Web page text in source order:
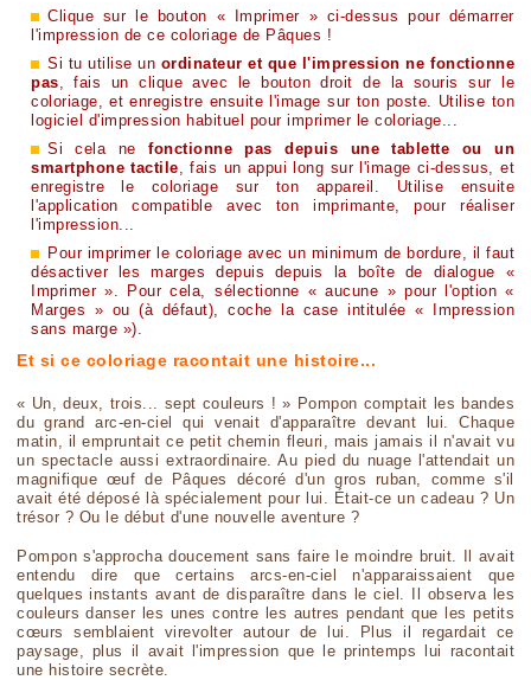
Clique sur le bouton « Imprimer » ci-dessus pour démarrer
l'impression de ce coloriage de Pâques !
Si tu utilise un ordinateur et que l'impression ne fonctionne
pas , fais un clique avec le bouton droit de la souris sur le
coloriage, et enregistre ensuite l'image sur ton poste. Utilise ton
logiciel d'impression habituel pour imprimer le coloriage...
Si cela ne fonctionne pas depuis une tablette ou un
smartphone tactile , fais un appui long sur l'image ci-dessus, et
enregistre le coloriage sur ton appareil. Utilise ensuite
l'application compatible avec ton imprimante, pour réaliser
l'impression...
Pour imprimer le coloriage avec un minimum de bordure, il faut
désactiver les marges depuis depuis la boîte de dialogue «
Imprimer ». Pour cela, sélectionne « aucune » pour l'option «
Marges » ou (à défaut), coche la case intitulée « Impression
sans marge »).
Et si ce coloriage racontait une histoire...
« Un, deux, trois... sept couleurs ! » Pompon comptait les bandes
du grand arc-en-ciel qui venait d'apparaître devant lui. Chaque
matin, il empruntait ce petit chemin fleuri, mais jamais il n'avait vu
un spectacle aussi extraordinaire. Au pied du nuage l'attendait un
magnifique œuf de Pâques décoré d'un gros ruban, comme s'il
avait été déposé là spécialement pour lui. Était-ce un cadeau ? Un
trésor ? Ou le début d'une nouvelle aventure ?
Pompon s'approcha doucement sans faire le moindre bruit. Il avait
entendu dire que certains arcs-en-ciel n'apparaissaient que
quelques instants avant de disparaître dans le ciel. Il observa les
couleurs danser les unes contre les autres pendant que les petits
cœurs semblaient virevolter autour de lui. Plus il regardait ce
paysage, plus il avait l'impression que le printemps lui racontait
une histoire secrète.